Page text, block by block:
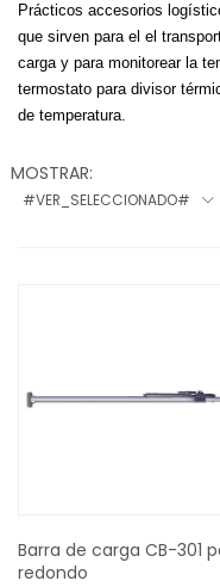
Prácticos accesorios
que sirven para el el
carga y para monitorear la
termostato para divisor
de temperatura.
MOSTRAR:
#VER_SELECCIONADO#
Barra de carga CB-301
redondo